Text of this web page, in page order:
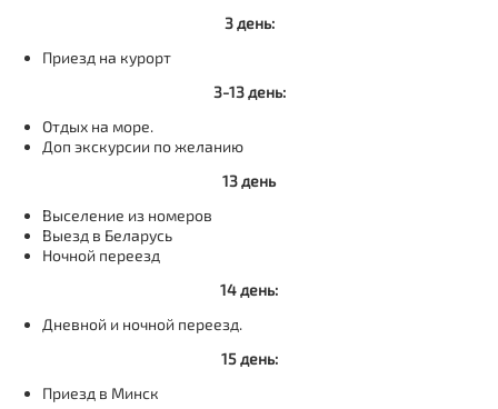
3 день:
Приезд на курорт
3-13 день:
Отдых на море.
Доп экскурсии по желанию
13 день
Выселение из номеров
Выезд в Беларусь
Ночной переезд
14 день:
Дневной и ночной переезд.
15 день:
Приезд в Минск